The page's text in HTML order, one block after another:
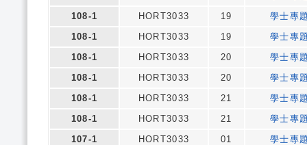
108-1
HORT3033 19
學士專
108-1
HORT3033 19
學士專
108-1
HORT3033 20
學士專
108-1
HORT3033 20
學士專
108-1
HORT3033 21
學士專
108-1
HORT3033 21
學士專
107-1
HORT3033 01
學士專